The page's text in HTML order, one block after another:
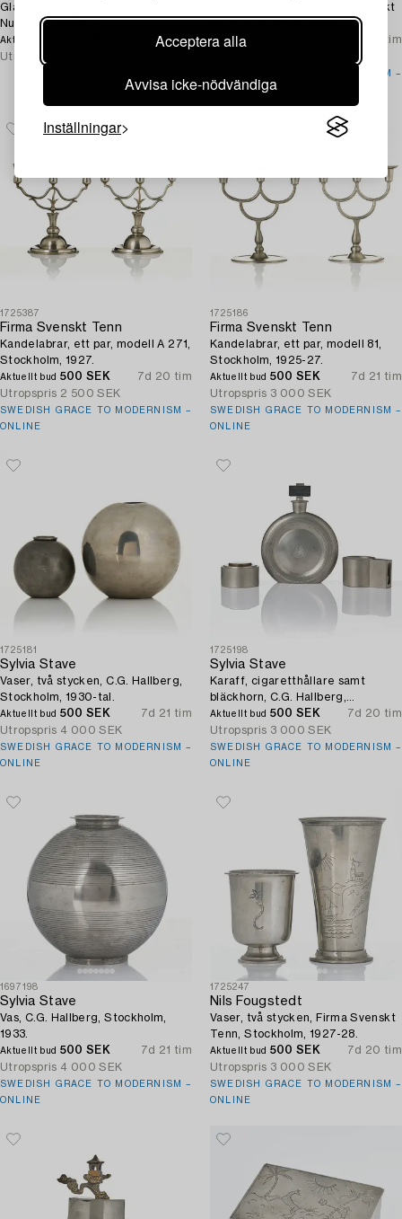
Acceptera alla
Avvisa icke-nödvändiga
Inställningar
Glasfågel, signerad Oiva Toikka
Nuutajärvi Notsjö.
Aktuellt bud
6d 20 tim
Utropspris
Ljusstakar, ett par, Firma Svenskt
Tenn, Stockholm, 1926.
Aktuellt bud
7d 20 tim
SWEDISH GRACE TO MODERNISM –
ONLINE
1725387
Firma Svenskt Tenn
Kandelabrar, ett par, modell A 271,
Stockholm, 1927.
Aktuellt bud 500 SEK
7d 20 tim
Utropspris 2 500 SEK
SWEDISH GRACE TO MODERNISM –
ONLINE
1725186
Firma Svenskt Tenn
Kandelabrar, ett par, modell 81,
Stockholm, 1925-27.
Aktuellt bud 500 SEK
7d 21 tim
Utropspris 3 000 SEK
SWEDISH GRACE TO MODERNISM –
ONLINE
1725181
Sylvia Stave
Vaser, två stycken, C.G. Hallberg,
Stockholm, 1930-tal.
Aktuellt bud 500 SEK
7d 21 tim
Utropspris 4 000 SEK
SWEDISH GRACE TO MODERNISM –
ONLINE
1725198
Sylvia Stave
Karaff, cigaretthållare samt
bläckhorn, C.G. Hallberg,
Stockholm, 1930-tal.
Aktuellt bud 500 SEK
7d 20 tim
Utropspris 3 000 SEK
SWEDISH GRACE TO MODERNISM –
ONLINE
1697198
Sylvia Stave
Vas, C.G. Hallberg, Stockholm,
1933.
Aktuellt bud 500 SEK
7d 21 tim
Utropspris 4 000 SEK
SWEDISH GRACE TO MODERNISM –
ONLINE
1725247
Nils Fougstedt
Vaser, två stycken, Firma Svenskt
Tenn, Stockholm, 1927-28.
Aktuellt bud 500 SEK
7d 20 tim
Utropspris 3 000 SEK
SWEDISH GRACE TO MODERNISM –
ONLINE